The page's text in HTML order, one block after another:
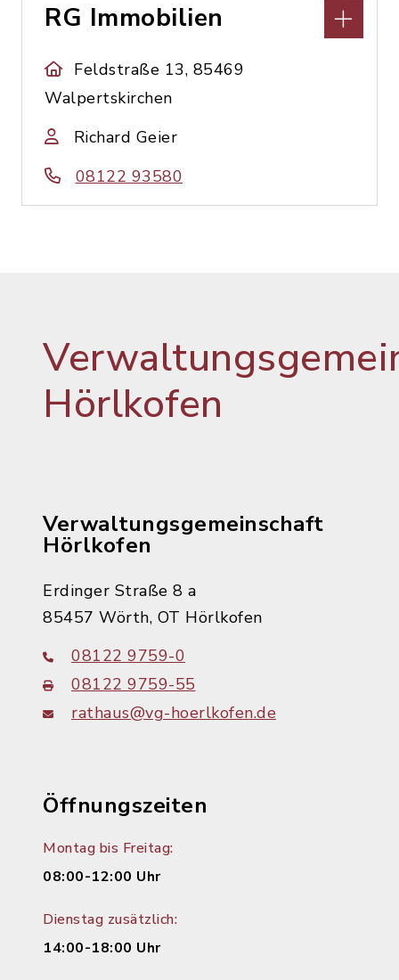
RG Immobilien
Feldstraße 13, 85469
Walpertskirchen
Richard Geier
08122 93580
Hörlkofen
Verwaltungsgemeinschaft
Hörlkofen
Erdinger Straße 8 a
85457 Wörth, OT Hörlkofen
08122 9759-0
08122 9759-55
rathaus@vg-hoerlkofen.de
Öffnungszeiten
Montag bis Freitag:
08:00-12:00 Uhr
Dienstag zusätzlich:
14:00-18:00 Uhr